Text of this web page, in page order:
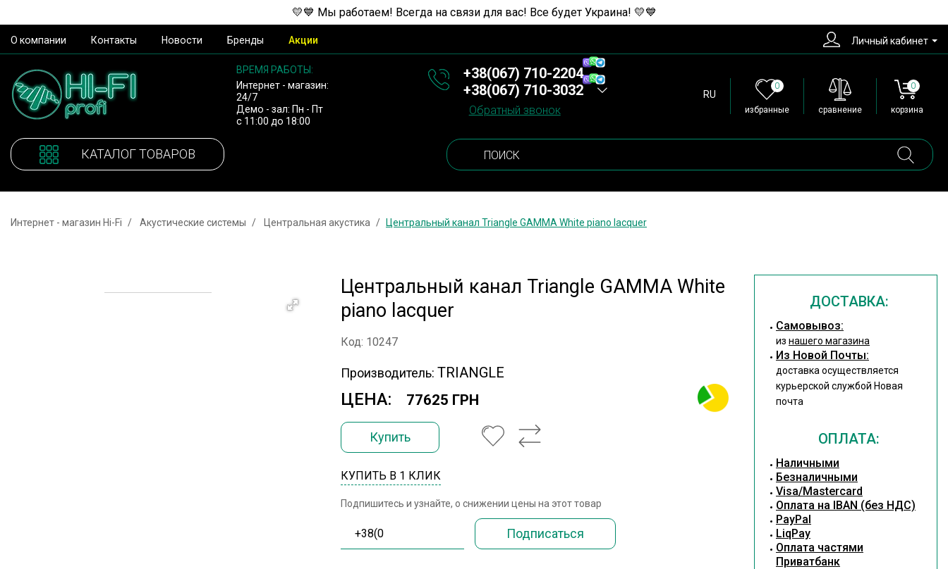
💛💙 Мы работаем! Всегда на связи для вас! Все будет Украина! 💛💙
О компании Контакты Новости Бренды Акции Личный кабинет
ВРЕМЯ РАБОТЫ:
Интернет - магазин:
24/7
Демо - зал: Пн - Пт
с 11:00 до 18:00
+38(067) 710-2204
+38(067) 710-3032
Обратный звонок
RU
0
избранные сравнение
0
корзина
КАТАЛОГ ТОВАРОВ
Интернет - магазин Hi-Fi Акустические системы Центральная акустика Центральный канал Triangle GAMMA White piano lacquer
Центральный канал Triangle GAMMA White
piano lacquer
Код: 10247
Производитель: TRIANGLE
ЦЕНА: 77625 ГРН
Купить
КУПИТЬ В 1 КЛИК
Подпишитесь и узнайте, о снижении цены на этот товар
ДОСТАВКА:
Cамовывоз:
из нашего магазина
Из Новой Почты:
доставка осуществляется
курьерской службой Новая
почта
ОПЛАТА:
Наличными
Безналичными
Visa/Mastercard
Оплата на IBAN (без НДС)
PayPal
LiqPay
Оплата частями
Приватбанк